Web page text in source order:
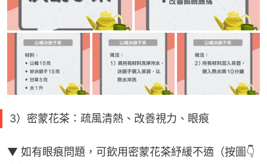
3）密蒙花茶：疏風清熱、改善視力、眼痕
▼ 如有眼痕問題，可飲用密蒙花茶紓緩不適（按圖👇